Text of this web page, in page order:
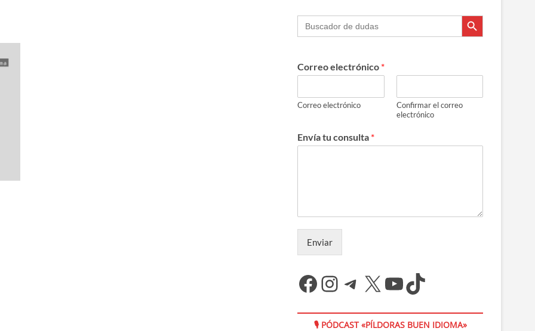
Buscar: Botón de búsqueda
Correo electrónico *
Correo electrónico
Confirmar el correo
electrónico
Envía tu consulta *
Enviar
Facebook
Instagram
Telegram
X YouTube
TikTok
🎙 PÓDCAST «PÍLDORAS BUEN IDIOMA»